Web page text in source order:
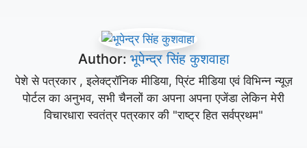
Author: भूपेन्द्र सिंह कुशवाहा
पेशे से पत्रकार , इलेक्ट्रॉनिक मीडिया, प्रिंट मीडिया एवं विभिन्न न्यूज़
पोर्टल का अनुभव, सभी चैनलों का अपना अपना एजेंडा लेकिन मेरी
विचारधारा स्वतंत्र पत्रकार की "राष्ट्र हित सर्वप्रथम"